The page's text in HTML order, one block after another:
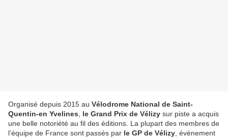
Organisé depuis 2015 au Vélodrome National de Saint-
Quentin-en Yvelines
le Grand Prix de Vélizy sur piste a acquis
une belle notoriété au fil des éditions. La plupart des membres de
l’équipe de France sont passés par le GP de Vélizy , évènement